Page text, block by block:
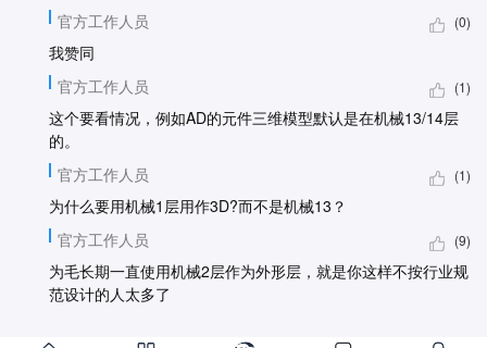
官方工作人员
(0)
我赞同
官方工作人员
(1)
这个要看情况，例如AD的元件三维模型默认是在机械13/14层
的。
官方工作人员
(1)
为什么要用机械1层用作3D?而不是机械13？
官方工作人员
(9)
为毛长期一直使用机械2层作为外形层，就是你这样不按行业规
范设计的人太多了